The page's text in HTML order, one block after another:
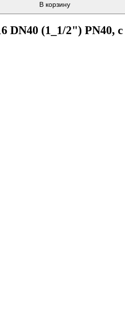
В корзину
(1_1/2") PN40,